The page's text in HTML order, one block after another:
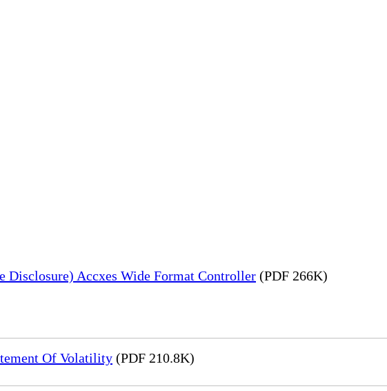
Disclosure) Accxes Wide Format Controller (PDF 266K)
Of Volatility (PDF 210.8K)